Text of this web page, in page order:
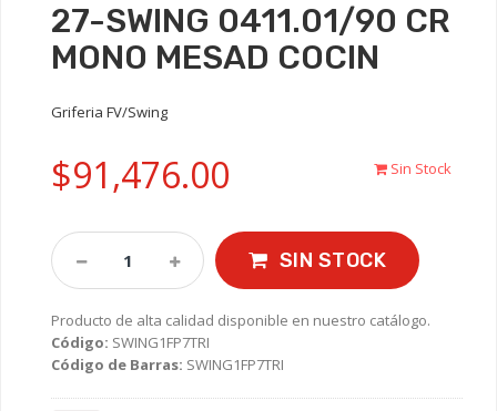
27-SWING 0411.01/90 CR
MONO MESAD COCIN
Griferia FV/Swing
Sin Stock
$91,476.00
SIN STOCK
Producto de alta calidad disponible en nuestro catálogo.
Código: SWING1FP7TRI
Código de Barras: SWING1FP7TRI